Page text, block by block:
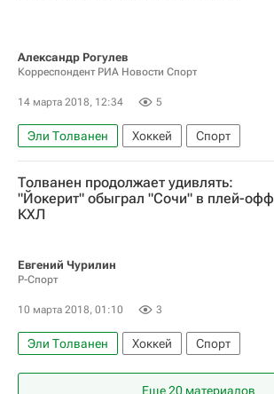
Александр Рогулев
Корреспондент РИА Новости Спорт
14 марта 2018, 12:34 5
Эли Толванен Хоккей
Спорт
КХЛ 2025-2026
Йокерит
ЦСКА
Сергей Андронов
Толванен продолжает удивлять:
"Йокерит" обыграл "Сочи" в плей-офф
КХЛ
Евгений Чурилин
Р-Спорт
10 марта 2018, 01:10 3
Эли Толванен Хоккей
Спорт
КХЛ 2025-2026
ХК Сочи
Йокерит
Еще 20 материалов